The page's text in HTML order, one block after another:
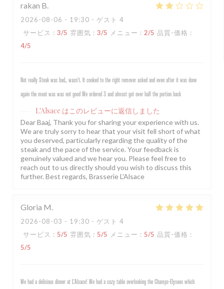
rakan B
2026-08-06 - 19:30 - ゲスト 4
サービス : 3/5 雰囲気 : 3/5 メニュー : 2/5 品質-価格 :
4/5
Not really Steak was bad,, wasn’t. It cooked to the right remover asked and even after it was done
again the meat was was not good We ordered 3 and almost got over half the portion back
L'Alsace はこのレビューに返信しました
Dear Baaj, Thank you for sharing your experience with us.
We are truly sorry to hear that your visit fell short of what
you deserved, particularly regarding the quality of the
steak and the pace of the service. Your feedback is
genuinely valued and we hear you. Please feel free to
reach out to us directly should you wish to discuss this
further. Best regards, Brasserie L'Alsace
Gloria M
2026-08-03 - 19:30 - ゲスト 4
サービス : 5/5 雰囲気 : 5/5 メニュー : 5/5 品質-価格 :
5/5
We had a delicious dinner at L’Alsace! We had a cozy table overlooking the Champs-Elysees which